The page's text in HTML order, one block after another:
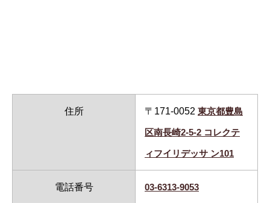
住所 〒171-0052 東京都豊島
区南長崎2-5-2 コレクテ
ィフイリデッサ ン101
電話番号 03-6313-9053